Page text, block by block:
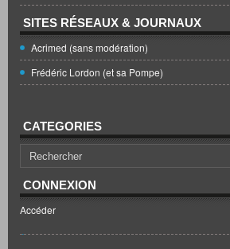
SITES RÉSEAUX & JOURNAUX
Acrimed (sans modération)
Frédéric Lordon (et sa Pompe)
CATEGORIES
CONNEXION
Accéder